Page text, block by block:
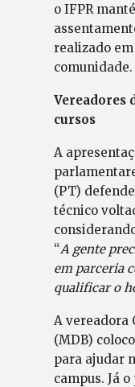
o IFPR
realizado
comunidade.
Vereadores
cursos
A
(PT)
técnico
“A gente
em parceria
qualificar o
A vereadora
(MDB)
para ajudar
campus. Já